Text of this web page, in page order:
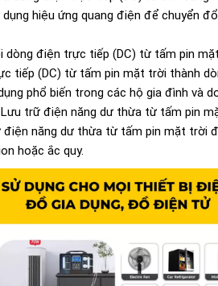
dụng hiệu ứng quang điện để chuyển
dòng điện trực tiếp (DC) từ tấm pin
tiếp (DC) từ tấm pin mặt trời thành
phổ biến trong các hộ gia đình và
Lưu trữ điện năng dư thừa từ tấm pin
năng dư thừa từ tấm pin mặt trời
hoặc ắc quy.